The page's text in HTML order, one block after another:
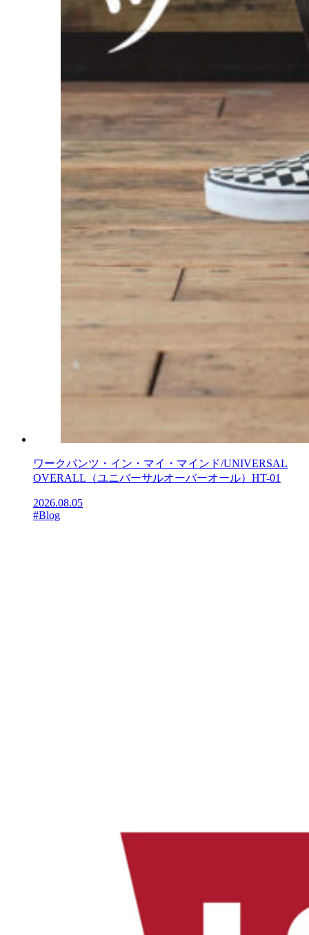
ワークパンツ・イン・マイ・マインド/UNIVERSAL
OVERALL（ユニバーサルオーバーオール）HT-01
2026.08.05
#Blog